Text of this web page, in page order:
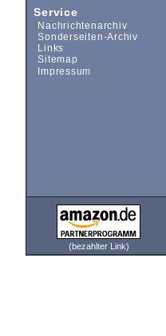
(bezahlter Link)
Service
Nachrichtenarchiv
Sonderseiten-Archiv
Links
Sitemap
Impressum